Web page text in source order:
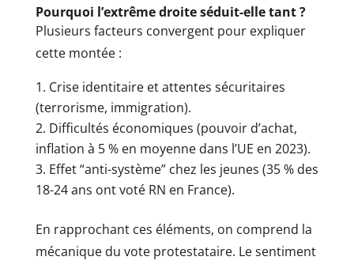
Pourquoi l’extrême droite séduit-elle tant ?
Plusieurs facteurs convergent pour expliquer
cette montée :
Crise identitaire et attentes sécuritaires
(terrorisme, immigration).
Difficultés économiques (pouvoir d’achat,
inflation à 5 % en moyenne dans l’UE en 2023).
Effet “anti-système” chez les jeunes (35 % des
18-24 ans ont voté RN en France).
En rapprochant ces éléments, on comprend la
mécanique du vote protestataire. Le sentiment